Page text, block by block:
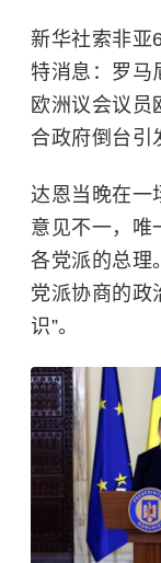
新华社索非亚
特消息：罗马
欧洲议会议员
合政府倒台引
达恩当晚在一
意见不一，唯
各党派的总理
党派协商的政
识”。